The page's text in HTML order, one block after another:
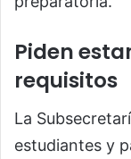
Piden
requisitos
La
estudiantes y